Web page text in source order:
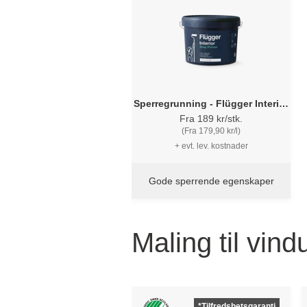
Sperregrunning - Flügger Interior
Stop Primer
Fra 189 kr/stk.
(Fra 179,90 kr/l)
+ evt. lev. kostnader
Gode sperrende egenskaper
Maling til